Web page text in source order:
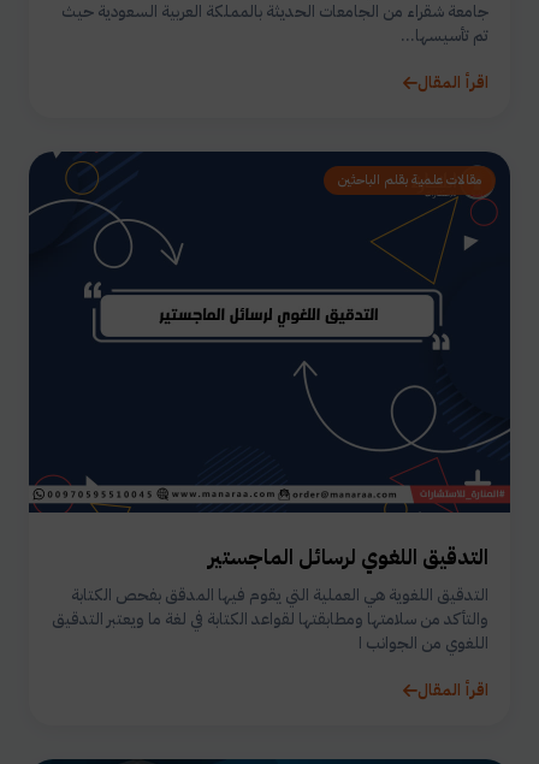
جامعة شقراء من الجامعات الحديثة بالمملكة العربية السعودية حيث
تم تأسيسها...
اقرأ المقال
مقالات علمية بقلم الباحثين
التدقيق اللغوي لرسائل الماجستير
التدقيق اللغوية هي العملية التي يقوم فيها المدقق بفحص الكتابة
والتأكد من سلامتها ومطابقتها لقواعد الكتابة في لغة ما ويعتبر التدقيق
اللغوي من الجوانب ا
اقرأ المقال